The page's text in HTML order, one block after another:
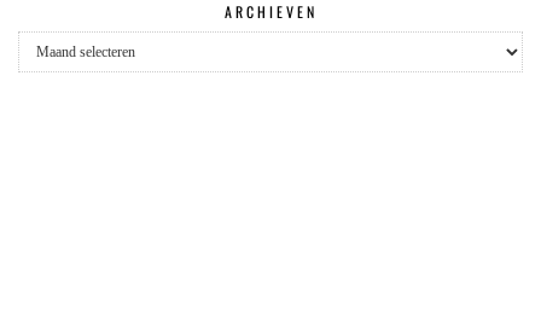
ARCHIEVEN
Archieven